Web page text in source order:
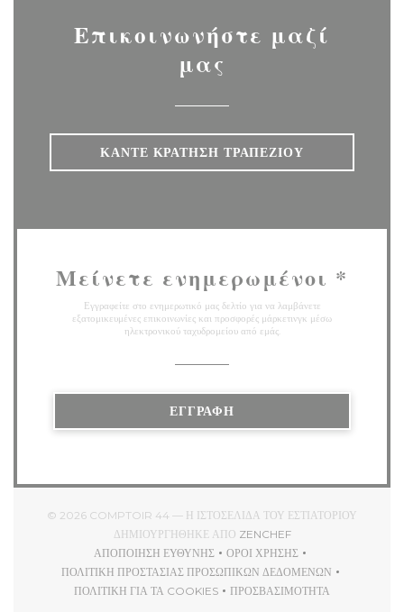
Επικοινωνήστε μαζί
μας
ΚΆΝΤΕ ΚΡΆΤΗΣΗ ΤΡΑΠΕΖΙΟΎ
Μείνετε ενημερωμένοι *
Εγγραφείτε στο ενημερωτικό μας δελτίο για να λαμβάνετε
εξατομικευμένες επικοινωνίες και προσφορές μάρκετινγκ μέσω
ηλεκτρονικού ταχυδρομείου από εμάς.
ΕΓΓΡΑΦΉ
© 2026 COMPTOIR 44 — Η ΙΣΤΟΣΕΛΊΔΑ ΤΟΥ ΕΣΤΙΑΤΟΡΊΟΥ
ΔΗΜΙΟΥΡΓΉΘΗΚΕ ΑΠΌ ZENCHEF((ΑΝΟΊΓΕΙ ΣΕ ΝΈΟ
ΑΠΟΠΟΊΗΣΗ ΕΥΘΎΝΗΣ
((ΑΝΟΊΓΕΙ ΣΕ ΝΈΟ ΠΑΡΆΘΥΡΟ))
ΌΡΟΙ ΧΡΉΣΗΣ
((ΑΝΟΊΓΕΙ ΣΕ ΝΈΟ
ΠΟΛΙΤΙΚΉ ΠΡΟΣΤΑΣΊΑΣ ΠΡΟΣΩΠΙΚΏΝ ΔΕΔΟΜΈΝΩΝ
((ΑΝΟΊΓΕΙ ΣΕ ΝΈΟ ΠΑΡΆΘΥΡΟ))
ΠΟΛΙΤΙΚΉ ΓΙΑ ΤΑ COOKIES
((ΑΝΟΊΓΕΙ ΣΕ ΝΈΟ ΠΑΡΆΘΥΡΟ))
ΠΡΟΣΒΑΣΙΜΌΤΗΤΑ
((ΑΝΟΊΓΕΙ ΣΕ ΝΈΟ